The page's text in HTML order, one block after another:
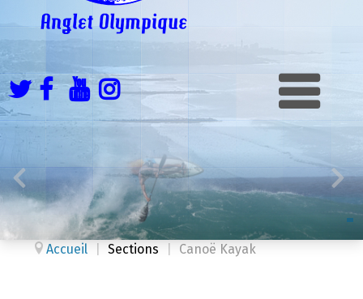
Accueil Sections Canoë Kayak